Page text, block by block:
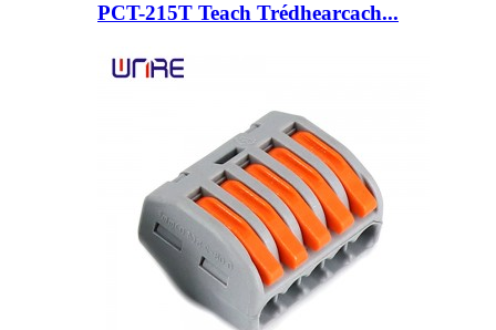
PCT-215T Teach Trédhearcach...